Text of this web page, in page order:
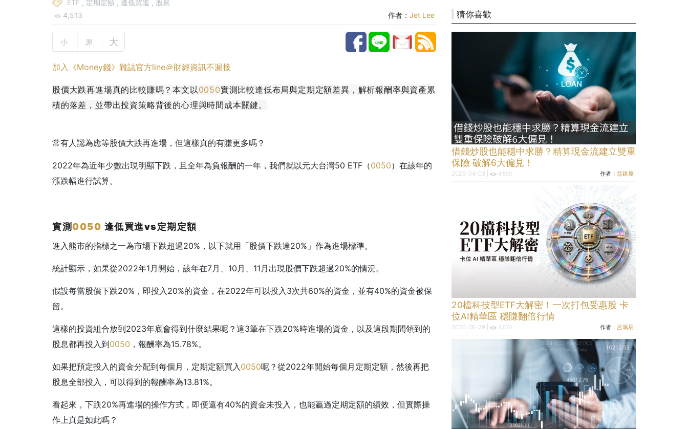
ETF , 定期定額 , 逢低買進 , 股息
4,513
作者： Jet Lee
小 原 大
加入《Money錢》雜誌官方line＠財經資訊不漏接
股價大跌再進場真的比較賺嗎？本文以0050實測比較逢低布局與定期定額差異，解析報酬率與資產累
積的落差，並帶出投資策略背後的心理與時間成本關鍵。
常有人認為應等股價大跌再進場，但這樣真的有賺更多嗎？
2022年為近年少數出現明顯下跌，且全年為負報酬的一年，我們就以元大台灣50 ETF（0050）在該年的
漲跌幅進行試算。
實測0050 逢低買進vs定期定額
進入熊市的指標之一為市場下跌超過20%，以下就用「股價下跌達20%」作為進場標準。
統計顯示，如果從2022年1月開始，該年在7月、10月、11月出現股價下跌超過20%的情況。
假設每當股價下跌20%，即投入20%的資金，在2022年可以投入3次共60%的資金，並有40%的資金被保
留。
這樣的投資組合放到2023年底會得到什麼結果呢？這3筆在下跌20%時進場的資金，以及這段期間領到的
股息都再投入到0050 ，報酬率為15.78%。
如果把預定投入的資金分配到每個月，定期定額買入0050呢？從2022年開始每個月定期定額，然後再把
股息全部投入，可以得到的報酬率為13.81%。
看起來，下跌20%再進場的操作方式，即便還有40%的資金未投入，也能贏過定期定額的績效，但實際操
作上真是如此嗎？
猜你喜歡
借錢炒股也能穩中求勝？精算現金流建立雙重
保險 破解6大偏見！
2026-04-03 | 4,900 作者：翁建原
20檔科技型ETF大解密！一次打包受惠股 卡
位AI精華區 穩賺翻倍行情
2026-06-29 | 3,570 作者： 呂珮辰